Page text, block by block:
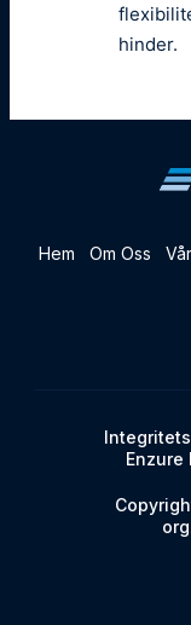
hinder.
Hem Om Oss
Enzure